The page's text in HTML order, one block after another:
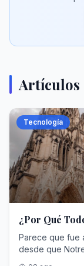
Artículos
Tecnología
¿Por Qué
Parece que fue
desde que